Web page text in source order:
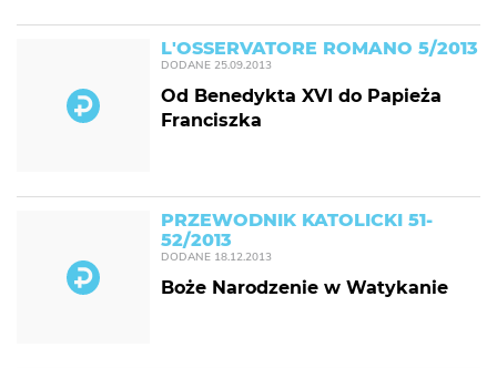
L'OSSERVATORE ROMANO 5/2013
DODANE 25.09.2013
Od Benedykta XVI do Papieża
Franciszka
PRZEWODNIK KATOLICKI 51-
52/2013
DODANE 18.12.2013
Boże Narodzenie w Watykanie